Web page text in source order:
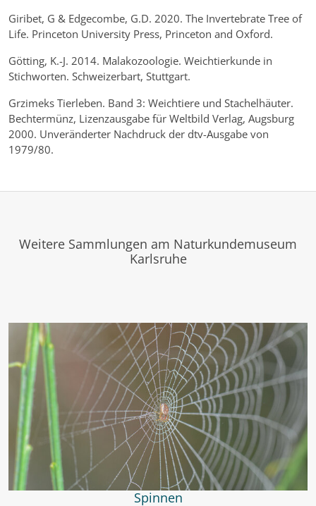
Giribet, G & Edgecombe, G.D. 2020. The Invertebrate Tree of
Life. Princeton University Press, Princeton and Oxford.
Götting, K.-J. 2014. Malakozoologie. Weichtierkunde in
Stichworten. Schweizerbart, Stuttgart.
Grzimeks Tierleben. Band 3: Weichtiere und Stachelhäuter.
Bechtermünz, Lizenzausgabe für Weltbild Verlag, Augsburg
2000. Unveränderter Nachdruck der dtv-Ausgabe von
1979/80.
Weitere Sammlungen am Naturkundemuseum
Karlsruhe
Spinnen